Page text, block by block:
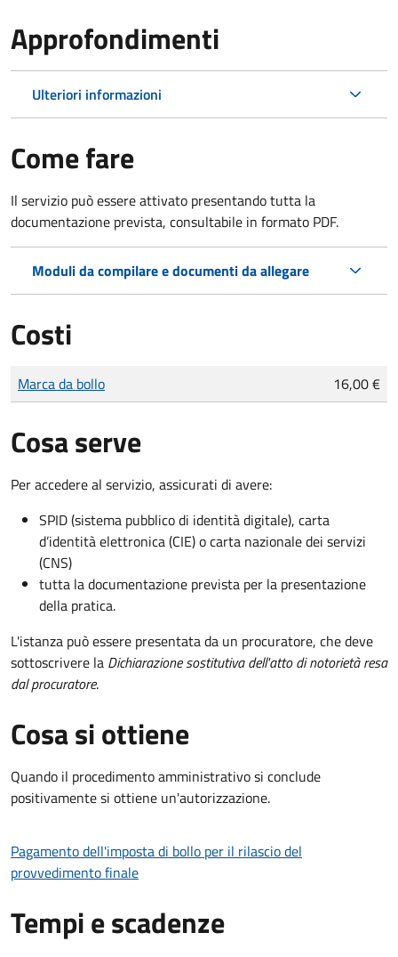
Approfondimenti
Ulteriori informazioni
Come fare
Il servizio può essere attivato presentando tutta la
documentazione prevista, consultabile in formato PDF.
Moduli da compilare e documenti da allegare
Costi
Tipo di pagamento
Importo
Marca da bollo 16,00 €
Cosa serve
Per accedere al servizio, assicurati di avere:
SPID (sistema pubblico di identità digitale), carta
d’identità elettronica (CIE) o carta nazionale dei servizi
(CNS)
tutta la documentazione prevista per la presentazione
della pratica.
L'istanza può essere presentata da un procuratore, che deve
sottoscrivere la Dichiarazione sostitutiva dell'atto di notorietà resa
dal procuratore.
Cosa si ottiene
Quando il procedimento amministrativo si conclude
positivamente si ottiene un'autorizzazione.
Pagamento dell'imposta di bollo per il rilascio del
provvedimento finale
Tempi e scadenze